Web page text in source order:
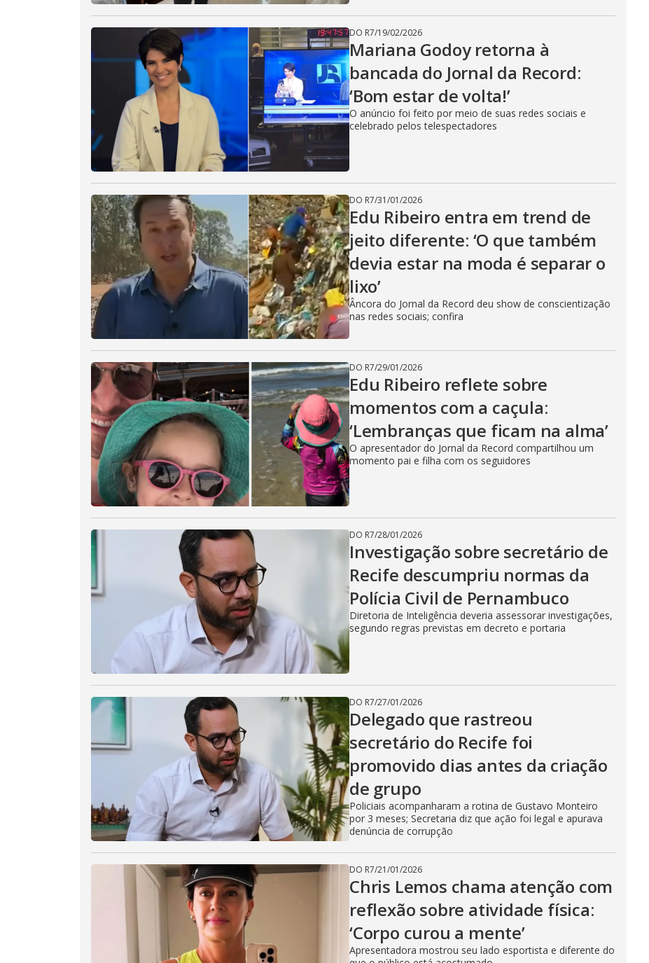
DO R7/19/02/2026
Mariana Godoy retorna à
bancada do Jornal da Record:
‘Bom estar de volta!’
O anúncio foi feito por meio de suas redes sociais e
celebrado pelos telespectadores
DO R7/31/01/2026
Edu Ribeiro entra em trend de
jeito diferente: ‘O que também
devia estar na moda é separar o
lixo’
Âncora do Jornal da Record deu show de conscientização
nas redes sociais; confira
DO R7/29/01/2026
Edu Ribeiro reflete sobre
momentos com a caçula:
‘Lembranças que ficam na alma’
O apresentador do Jornal da Record compartilhou um
momento pai e filha com os seguidores
DO R7/28/01/2026
Investigação sobre secretário de
Recife descumpriu normas da
Polícia Civil de Pernambuco
Diretoria de Inteligência deveria assessorar investigações,
segundo regras previstas em decreto e portaria
DO R7/27/01/2026
Delegado que rastreou
secretário do Recife foi
promovido dias antes da criação
de grupo
Policiais acompanharam a rotina de Gustavo Monteiro
por 3 meses; Secretaria diz que ação foi legal e apurava
denúncia de corrupção
DO R7/21/01/2026
Chris Lemos chama atenção com
reflexão sobre atividade física:
‘Corpo curou a mente’
Apresentadora mostrou seu lado esportista e diferente do